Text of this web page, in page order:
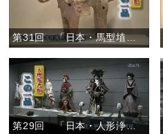
第31回 「日本・馬型埴輪」
第29回 「日本・人形浄瑠璃芝居の人形」